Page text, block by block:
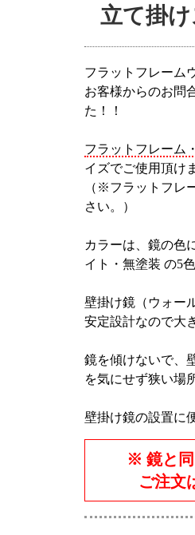
立て
フラットフレーム
お客様からのお問
た！！
フラットフレーム
イズでご使用頂け
（※フラットフレ
さい。）
カラーは、鏡の色
イト・無塗装 の5
壁掛け鏡（ウォー
安定設計なので大
鏡を傾けないで、
を気にせず狭い場
壁掛け鏡の設置に
※ 鏡と同
ご注文